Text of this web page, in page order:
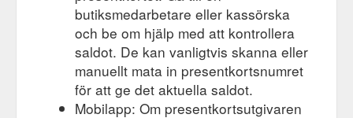
butiksmedarbetare eller kassörska
och be om hjälp med att kontrollera
saldot. De kan vanligtvis skanna eller
manuellt mata in presentkortsnumret
för att ge det aktuella saldot.
Mobilapp: Om presentkortsutgivaren